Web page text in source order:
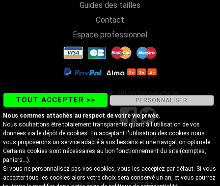
Guides des tailles
Contact
Espace professionnel
Donnez votre opinion via notre sondage
Suivez-nous sur
Copyright@2018 Discobole - Tous droits réservés - Magasin
Discobole 18 Rue Vallon, 74200 Thonon-les-Bains - Tel. 04 50 26 57
88
Conception Lithium Network
TOUT ACCEPTER >> PERSONNALISER
Nous sommes attachés au respect de votre vie privée.
Nous souhaitons être totalement transparents quant à l'utilisation de vos
données via le dépôt de cookies. En acceptant l'utilisation des cookies nous
vous proposerons un service adapté à vos besoins et une navigation optimale.
Certains cookies sont nécessaires au bon fonctionnement du site (comptes,
paniers...).
Si vous ne personnalisez pas vos cookies, vous les acceptez par défaut. Si vous
accepter tous les cookies alors votre choix sera conservé un an, et vous pourrez